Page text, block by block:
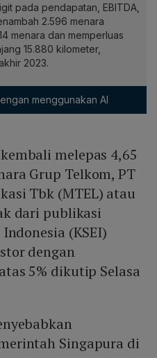
pada pendapatan, EBITDA,
2.596 menara
menara dan memperluas
15.880 kilometer,
2023.
menggunakan AI
melepas 4,65
Grup Telkom, PT
Tbk (MTEL) atau
dari publikasi
(KSEI)
dengan
5% dikutip Selasa
Singapura di